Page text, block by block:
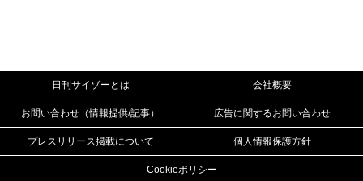
日刊サイゾーとは 会社概要
お問い合わせ（情報提供/記事） 広告に関するお問い合わせ
プレスリリース掲載について 個人情報保護方針
Cookieポリシー